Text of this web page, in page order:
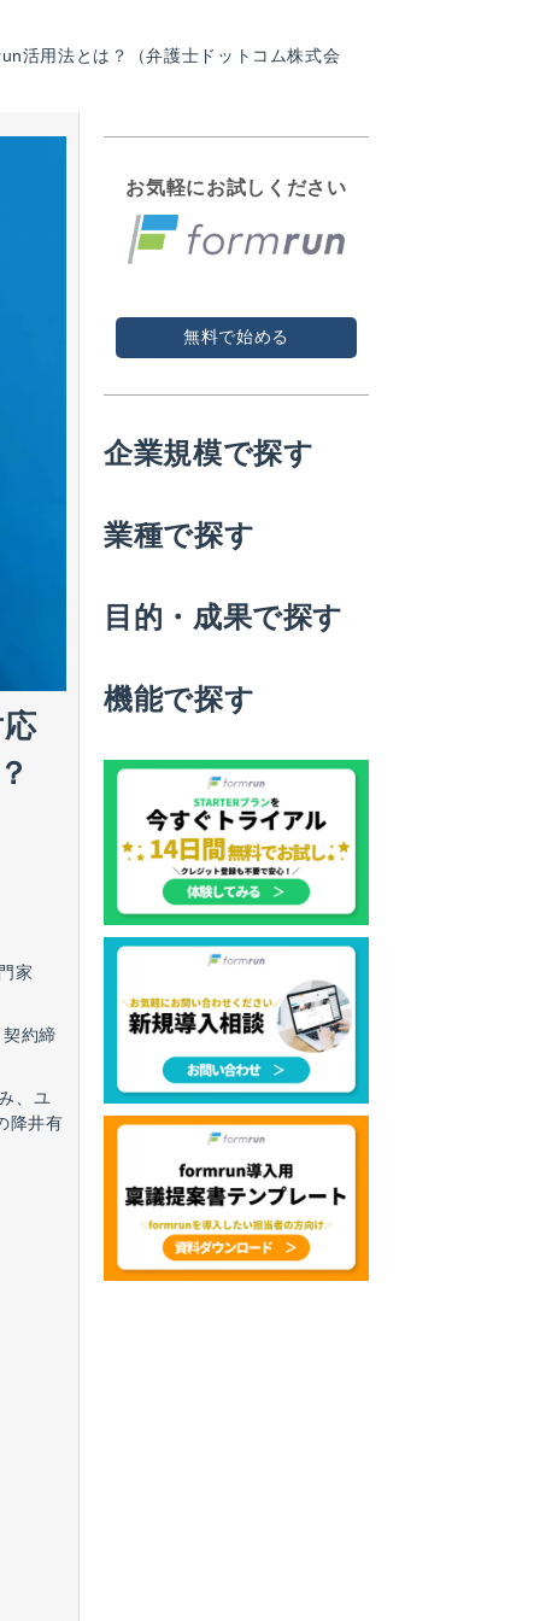
活用法とは？（弁護士ドットコム株式会
家
約締
、ユ
降井有
お気軽にお試しください
無料で始める
企業規模で探す
業種で探す
目的・成果で探す
機能で探す